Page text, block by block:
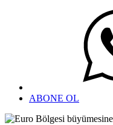
ABONE OL